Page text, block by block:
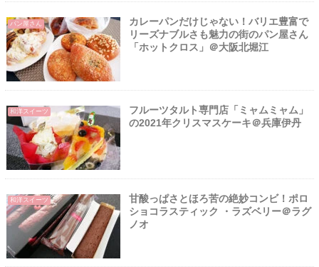
パン屋さん
カレーパンだけじゃない！バリエ豊富で
リーズナブルさも魅力の街のパン屋さん
「ホットクロス」＠大阪北堀江
和洋スイーツ
フルーツタルト専門店「ミャムミャム」
の2021年クリスマスケーキ＠兵庫伊丹
和洋スイーツ
甘酸っぱさとほろ苦の絶妙コンビ！ポロ
ショコラスティック ・ラズベリー＠ラグ
ノオ